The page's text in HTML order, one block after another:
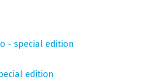
- special edition
edition